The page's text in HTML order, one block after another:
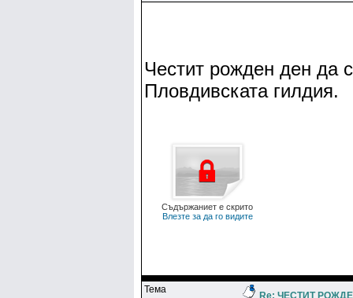
Честит рожден ден да
Пловдивската гилдия.
Съдържаниет е скрито
Влезте за да го видите
Тема
Re: ЧЕСТИТ